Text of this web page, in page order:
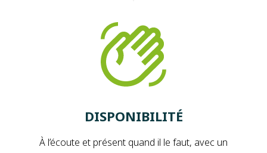
DISPONIBILITÉ
À l’écoute et présent quand il le faut, avec un